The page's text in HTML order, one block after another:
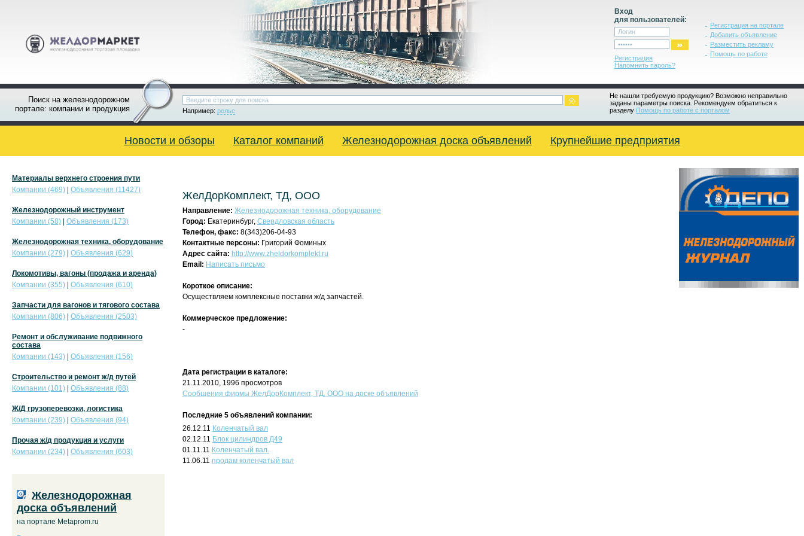
Вход
для пользователей:
Регистрация
Напомнить пароль?
Регистрация на портале
Добавить объявление
Разместить рекламу
Помощь по работе
Поиск на железнодорожном
портале: компании и продукция
Не нашли требуемую продукцию? Возможно неправильно
заданы параметры поиска. Рекомендуем обратиться к
разделу Помощь по работе с порталом
Например: рельс
Новости и обзоры Каталог компаний Железнодорожная доска объявлений Крупнейшие предприятия
ЖелДорКомплект, ТД, ООО
Направление: Железнодорожная техника, оборудование
Город: Екатеринбург, Свердловская область
Телефон, факс: 8(343)206-04-93
Контактные персоны: Григорий Фоминых
Адрес сайта: http://www.zheldorkomplekt.ru
Email: Написать письмо
Короткое описание:
Осуществляем комплексные поставки ж/д запчастей.
Коммерческое предложение:
-
Дата регистрации в каталоге:
21.11.2010, 1996 просмотров
Сообщения фирмы ЖелДорКомплект, ТД, ООО на доске объявлений
Последние 5 объявлений компании:
26.12.11 Коленчатый вал
02.12.11 Блок цилиндров Д49
01.11.11 Коленчатый вал.
11.06.11 продам коленчатый вал
Материалы верхнего строения пути
Компании (469)
Объявления (11427)
Железнодорожный инструмент
Компании (58)
Объявления (173)
Железнодорожная техника, оборудование
Компании (279)
Объявления (629)
Локомотивы, вагоны (продажа и аренда)
Компании (355)
Объявления (610)
Запчасти для вагонов и тягового состава
Компании (806)
Объявления (2503)
Ремонт и обслуживание подвижного
состава
Компании (143)
Объявления (156)
Строительство и ремонт ж/д путей
Компании (101)
Объявления (88)
Ж/Д грузоперевозки, логистика
Компании (239)
Объявления (94)
Прочая ж/д продукция и услуги
Компании (234)
Объявления (603)
Железнодорожная
доска объявлений
на портале Metaprom.ru